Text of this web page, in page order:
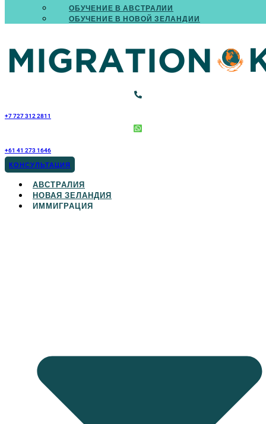
ОБУЧЕНИЕ В АВСТРАЛИИ
ОБУЧЕНИЕ В НОВОЙ ЗЕЛАНДИИ
+7 727 312 2811
+61 41 273 1646
КОНСУЛЬТАЦИЯ
АВСТРАЛИЯ
НОВАЯ ЗЕЛАНДИЯ
ИММИГРАЦИЯ